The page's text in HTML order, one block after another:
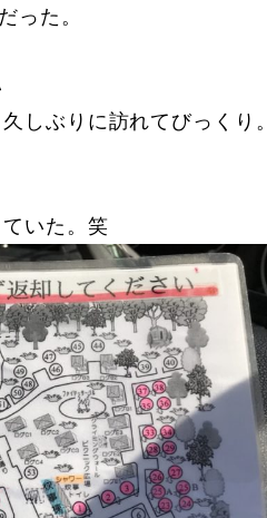
った。
しぶりに訪れてびっくり。
いた。笑